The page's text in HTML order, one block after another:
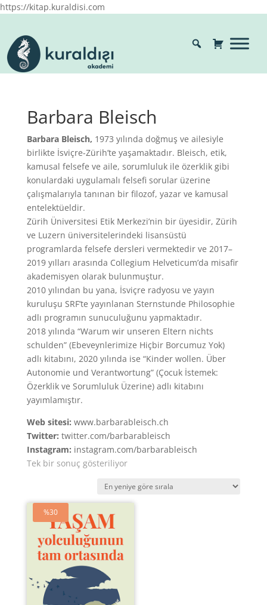
https://kitap.kuraldisi.com
Barbara Bleisch
Barbara Bleisch, 1973 yılında doğmuş ve ailesiyle
birlikte İsviçre-Zürih’te yaşamaktadır. Bleisch, etik,
kamusal felsefe ve aile, sorumluluk ile özerklik gibi
konulardaki uygulamalı felsefi sorular üzerine
çalışmalarıyla tanınan bir filozof, yazar ve kamusal
entelektüeldir.
Zürih Üniversitesi Etik Merkezi’nin bir üyesidir, Zürih
ve Luzern üniversitelerindeki lisansüstü
programlarda felsefe dersleri vermektedir ve 2017–
2019 yılları arasında Collegium Helveticum’da misafir
akademisyen olarak bulunmuştur.
2010 yılından bu yana, İsviçre radyosu ve yayın
kuruluşu SRF’te yayınlanan Sternstunde Philosophie
adlı programın sunuculuğunu yapmaktadır.
2018 yılında “Warum wir unseren Eltern nichts
schulden” (Ebeveynlerimize Hiçbir Borcumuz Yok)
adlı kitabını, 2020 yılında ise “Kinder wollen. Über
Autonomie und Verantwortung” (Çocuk İstemek:
Özerklik ve Sorumluluk Üzerine) adlı kitabını
yayımlamıştır.
Web sitesi: www.barbarableisch.ch
Twitter: twitter.com/barbarableisch
Instagram: instagram.com/barbarableisch
Tek bir sonuç gösteriliyor
%30